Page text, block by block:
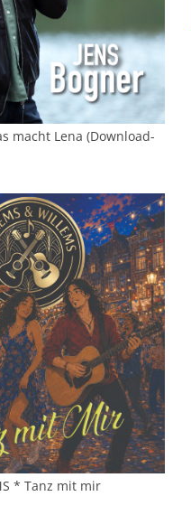
macht Lena (Download-
* Tanz mit mir